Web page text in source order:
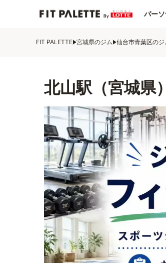
パー
FIT PALETTE 宮城県のジム 仙台市青葉区のジ
北山駅（宮城県